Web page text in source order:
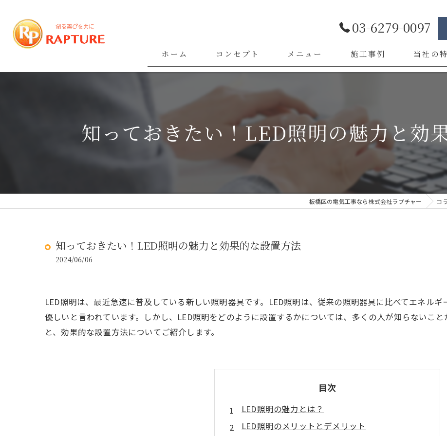
03-6279-0097
ホーム コンセプト メニュー 施工事例 当社の
ブレーカー
スイッチ
コンセント
知っておきたい！LED照明の魅力と効
板橋区の電気工事なら株式会社ラプチャー コ
知っておきたい！LED照明の魅力と効果的な設置方法
2024/06/06
LED照明は、最近急速に普及している新しい照明器具です。LED照明は、従来の照明器具に比べてエネル
優しいと言われています。しかし、LED照明をどのように設置するかについては、多くの人が知らないこ
と、効果的な設置方法についてご紹介します。
目次
LED照明の魅力とは？
LED照明のメリットとデメリット